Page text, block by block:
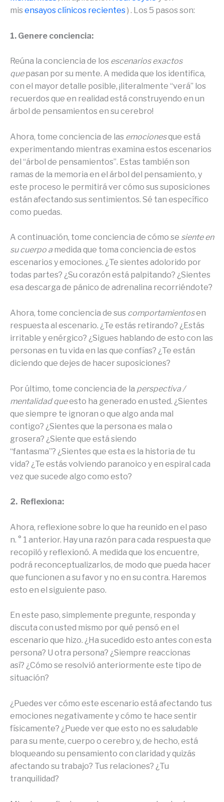
mis ensayos clínicos recientes) . Los 5 pasos son:
1. Genere conciencia:
Reúna la conciencia de los escenarios exactos
quepasan por su mente. A medida que los identifica,
con el mayor detalle posible, ¡literalmente “verá” los
recuerdos que en realidad está construyendo en un
árbol de pensamientos en su cerebro!
Ahora, tome conciencia de las emocionesque está
experimentando mientras examina estos escenarios
del “árbol de pensamientos”. Estas también son
ramas de la memoria en el árbol del pensamiento, y
este proceso le permitirá ver cómo sus suposiciones
están afectando sus sentimientos. Sé tan específico
como puedas.
A continuación, tome conciencia de cómo se siente en
su cuerpo a medida que toma conciencia de estos
escenarios y emociones. ¿Te sientes adolorido por
todas partes? ¿Su corazón está palpitando? ¿Sientes
esa descarga de pánico de adrenalina recorriéndote?
Ahora, tome conciencia de sus comportamientosen
respuesta al escenario. ¿Te estás retirando? ¿Estás
irritable y enérgico? ¿Sigues hablando de esto con las
personas en tu vida en las que confías? ¿Te están
diciendo que dejes de hacer suposiciones?
Por último, tome conciencia de la perspectiva /
mentalidad queesto ha generado en usted. ¿Sientes
que siempre te ignoran o que algo anda mal
contigo? ¿Sientes que la persona es mala o
grosera? ¿Siente que está siendo
“fantasma”? ¿Sientes que esta es la historia de tu
vida? ¿Te estás volviendo paranoico y en espiral cada
vez que sucede algo como esto?
2. Reflexiona:
Ahora, reflexione sobre lo que ha reunido en el paso
n. ° 1 anterior. Hay una razón para cada respuesta que
recopiló y reflexionó. A medida que los encuentre,
podrá reconceptualizarlos, de modo que pueda hacer
que funcionen a su favor y no en su contra. Haremos
esto en el siguiente paso.
En este paso, simplemente pregunte, responda y
discuta con usted mismo por qué pensó en el
escenario que hizo. ¿Ha sucedido esto antes con esta
persona? U otra persona? ¿Siempre reaccionas
así? ¿Cómo se resolvió anteriormente este tipo de
situación?
¿Puedes ver cómo este escenario está afectando tus
emociones negativamente y cómo te hace sentir
físicamente? ¿Puede ver que esto no es saludable
para su mente, cuerpo o cerebro y, de hecho, está
bloqueando su pensamiento con claridad y quizás
afectando su trabajo? Tus relaciones? ¿Tu
tranquilidad?